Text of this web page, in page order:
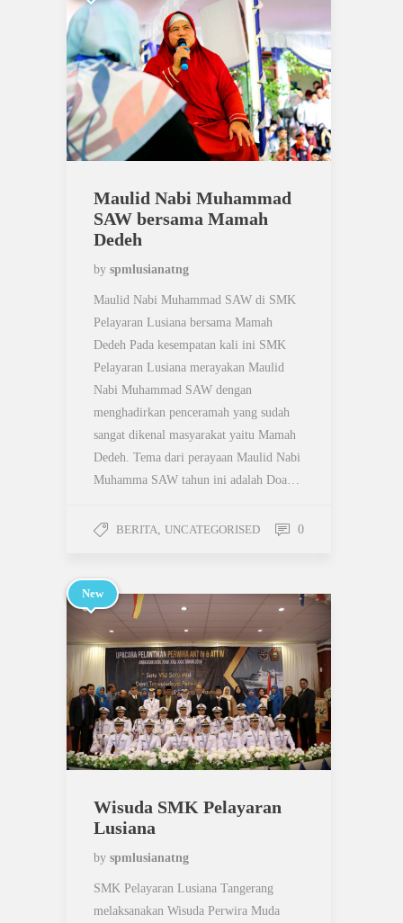
Maulid Nabi Muhammad
SAW bersama Mamah
Dedeh
by spmlusianatng
Maulid Nabi Muhammad SAW di SMK
Pelayaran Lusiana bersama Mamah
Dedeh Pada kesempatan kali ini SMK
Pelayaran Lusiana merayakan Maulid
Nabi Muhammad SAW dengan
menghadirkan penceramah yang sudah
sangat dikenal masyarakat yaitu Mamah
Dedeh. Tema dari perayaan Maulid Nabi
Muhamma SAW tahun ini adalah Doa…
BERITA, UNCATEGORISED 0
New
Wisuda SMK Pelayaran
Lusiana
by spmlusianatng
SMK Pelayaran Lusiana Tangerang
melaksanakan Wisuda Perwira Muda